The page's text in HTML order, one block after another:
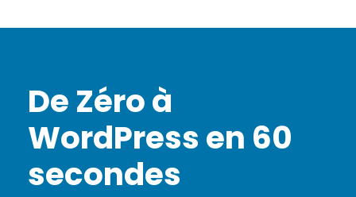
De Zéro à
WordPress en 60
secondes